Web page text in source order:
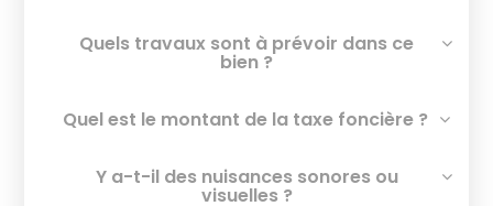
Quels travaux sont à prévoir dans ce
bien ?
Quel est le montant de la taxe foncière ?
Y a-t-il des nuisances sonores ou
visuelles ?